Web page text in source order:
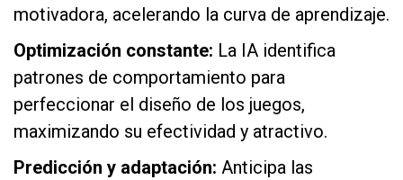
motivadora, acelerando la curva de aprendizaje.
Optimización constante: La IA identifica
patrones de comportamiento para
perfeccionar el diseño de los juegos,
maximizando su efectividad y atractivo.
Predicción y adaptación: Anticipa las